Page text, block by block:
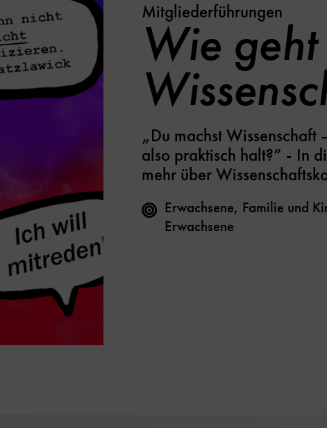
Mitgliederführungen
Wie geht
„Du machst
also praktisch halt?“ - In
mehr über
Erwachsene, Familie und
Erwachsene